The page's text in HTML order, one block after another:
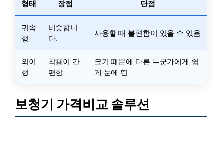
형태 장점 단점
귀속
형
비숫합니
다.
사용할 때 불편함이 있을 수 있음
외이
형
착용이 간
편함
크기 때문에 다른 누군가에게 쉽
게 눈에 띔
보청기 가격비교 솔루션